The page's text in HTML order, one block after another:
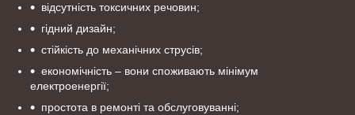
відсутність токсичних речовин;
гідний дизайн;
стійкість до механічних струсів;
економічність – вони споживають мінімум
електроенергії;
простота в ремонті та обслуговуванні;